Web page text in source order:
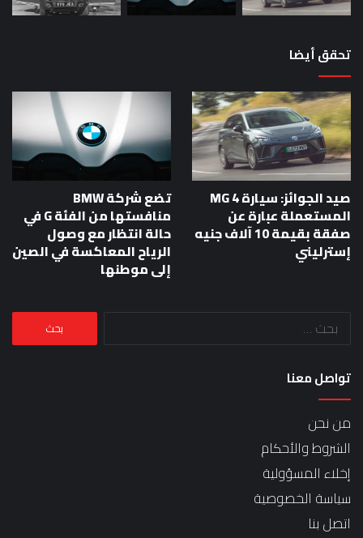
تحقق أيضا
صيد الجوائز: سيارة MG 4
المستعملة عبارة عن
صفقة بقيمة 10 آلاف جنيه
إسترليني
تضع شركة BMW
منافستها من الفئة G في
حالة انتظار مع وصول
الرياح المعاكسة في الصين
إلى موطنها
البحث
تواصل معنا
من نحن
الشروط والأحكام
إخلاء المسؤولية
سياسة الخصوصية
اتصل بنا